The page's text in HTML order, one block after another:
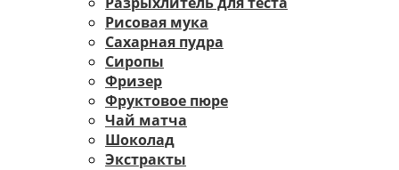
Рисовая мука
Сахарная пудра
Сиропы
Фризер
Фруктовое пюре
Чай матча
Шоколад
Экстракты